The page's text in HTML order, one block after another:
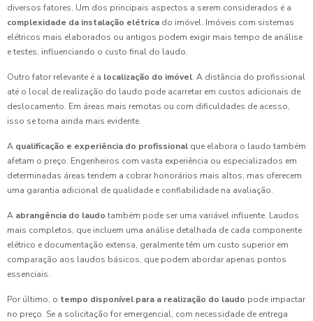
diversos fatores. Um dos principais aspectos a serem considerados é a
complexidade da instalação elétrica do imóvel. Imóveis com sistemas
elétricos mais elaborados ou antigos podem exigir mais tempo de análise
e testes, influenciando o custo final do laudo.
Outro fator relevante é a localização do imóvel. A distância do profissional
até o local de realização do laudo pode acarretar em custos adicionais de
deslocamento. Em áreas mais remotas ou com dificuldades de acesso,
isso se torna ainda mais evidente.
A qualificação e experiência do profissional que elabora o laudo também
afetam o preço. Engenheiros com vasta experiência ou especializados em
determinadas áreas tendem a cobrar honorários mais altos, mas oferecem
uma garantia adicional de qualidade e confiabilidade na avaliação.
A abrangência do laudo também pode ser uma variável influente. Laudos
mais completos, que incluem uma análise detalhada de cada componente
elétrico e documentação extensa, geralmente têm um custo superior em
comparação aos laudos básicos, que podem abordar apenas pontos
essenciais.
Por último, o tempo disponível para a realização do laudo pode impactar
no preço. Se a solicitação for emergencial, com necessidade de entrega